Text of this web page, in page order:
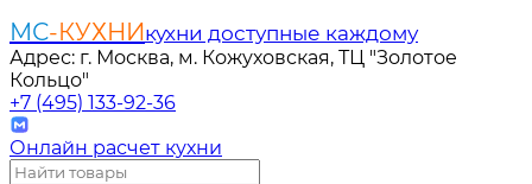
МС-КУХНИкухни доступные каждому
Адрес: г. Москва, м. Кожуховская, ТЦ "Золотое
Кольцо"
+7 (495) 133-92-36
Онлайн расчет кухни